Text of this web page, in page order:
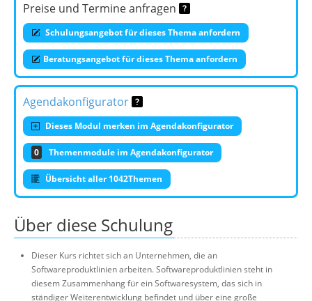
Preise und Termine anfragen
Schulungsangebot für dieses Thema anfordern
Beratungsangebot für dieses Thema anfordern
Agendakonfigurator
Dieses Modul merken im Agendakonfigurator
0 Themenmodule im Agendakonfigurator
Übersicht aller 1042Themen
Über diese Schulung
Dieser Kurs richtet sich an Unternehmen, die an
Softwareproduktlinien arbeiten. Softwareproduktlinien steht in
diesem Zusammenhang für ein Softwaresystem, das sich in
ständiger Weiterentwicklung befindet und über eine große